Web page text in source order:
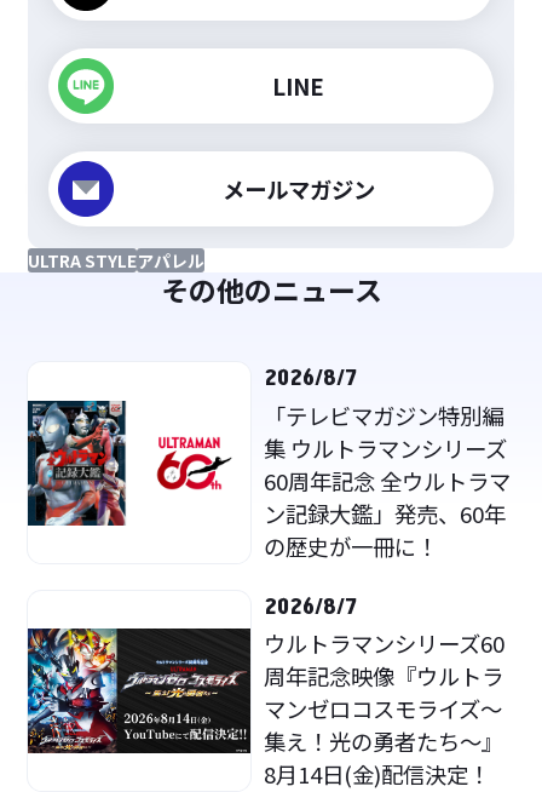
LINE
メールマガジン
ULTRA STYLEアパレル
その他のニュース
2026/8/7
「テレビマガジン特別編
集 ウルトラマンシリーズ
60周年記念 全ウルトラマ
ン記録大鑑」発売、60年
の歴史が一冊に！
2026/8/7
ウルトラマンシリーズ60
周年記念映像『ウルトラ
マンゼロコスモライズ～
集え！光の勇者たち～』
8月14日(金)配信決定！